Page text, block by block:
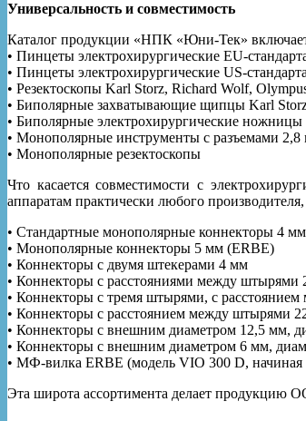
Универсальность и совместимость
Каталог продукции «НПК «Юни-Тек» включает
• Пинцеты электрохирургические EU-
• Пинцеты электрохирургические US-стандарта
• Резектоскопы Karl Storz, Richard Wolf,
• Биполярные захватывающие щипцы Karl
• Биполярные электрохирургические ножницы
• Монополярные инструменты с разъемами
• Монополярные резектоскопы
Что касается совместимости с
аппаратам практически любого
• Стандартные монополярные коннекторы 4 мм
• Монополярные коннекторы 5 мм (ERBE)
• Коннекторы с двумя штекерами 4 мм
• Коннекторы с расстояниями между
• Коннекторы с тремя штырями, с
• Коннекторы с расстоянием между штырями
• Коннекторы с внешним диаметром 12,5 мм,
• Коннекторы c внешним диаметром 6 мм,
• МФ-вилка ERBE (модель VIO 300 D, начиная
Эта широта ассортимента делает продукцию